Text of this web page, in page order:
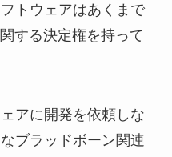
トウェアはあくまで
する決定権を持って
アに開発を依頼しな
ブラッドボーン関連